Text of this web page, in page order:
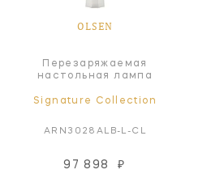
OLSEN
Перезаряжаемая
настольная лампа
Signature Collection
ARN3028ALB-L-CL
97 898 ₽